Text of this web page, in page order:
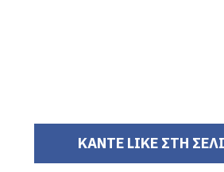
ΚΑΝΤΕ LIKE ΣΤΗ